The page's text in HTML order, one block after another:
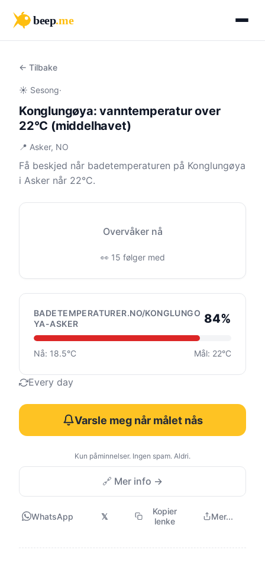
beep.me
← Tilbake
☀️ Sesong·
Konglungøya: vanntemperatur over
22°C (middelhavet)
📍 Asker, NO
Få beskjed når badetemperaturen på Konglungøya
i Asker når 22°C.
Overvåker nå
👀 15 følger med
BADETEMPERATURER.NO/KONGLUNGO
YA-ASKER
84%
Nå: 18.5°C Mål: 22°C
Every day
Varsle meg når målet nås
Kun påminnelser. Ingen spam. Aldri.
🔗 Mer info →
WhatsApp 𝕏
Kopier
lenke
Mer...